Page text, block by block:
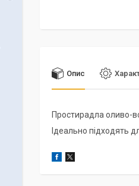
Опис
Простирадла оливо-
Ідеально підходять